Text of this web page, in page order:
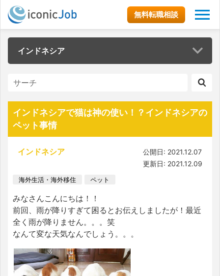
無料転職相談
インドネシア
インドネシアで猫は神の使い！？インドネシアの
ペット事情
インドネシア
公開日: 2021.12.07
更新日: 2021.12.09
海外生活・海外移住 ペット
みなさんこんにちは！！
前回、雨が降りすぎて困るとお伝えしましたが！最近
全く雨が降りません。。。笑
なんて変な天気なんでしょう。。。